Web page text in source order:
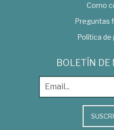
Como
Preguntas
Política de
BOLETÍN DE